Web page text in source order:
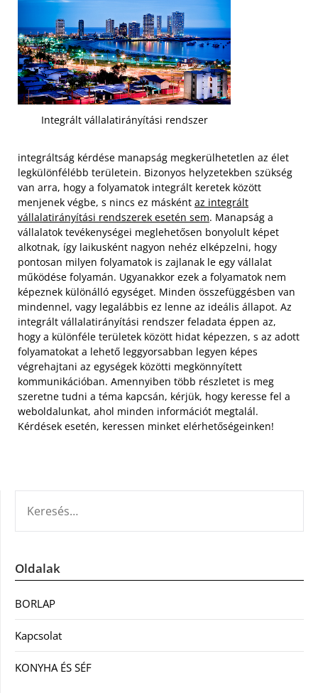
Integrált vállalatirányítási rendszer
integráltság kérdése manapság megkerülhetetlen az élet
legkülönfélébb területein. Bizonyos helyzetekben szükség
van arra, hogy a folyamatok integrált keretek között
menjenek végbe, s nincs ez másként az integrált
vállalatirányítási rendszerek esetén sem. Manapság a
vállalatok tevékenységei meglehetősen bonyolult képet
alkotnak, így laikusként nagyon nehéz elképzelni, hogy
pontosan milyen folyamatok is zajlanak le egy vállalat
működése folyamán. Ugyanakkor ezek a folyamatok nem
képeznek különálló egységet. Minden összefüggésben van
mindennel, vagy legalábbis ez lenne az ideális állapot. Az
integrált vállalatirányítási rendszer feladata éppen az,
hogy a különféle területek között hidat képezzen, s az adott
folyamatokat a lehető leggyorsabban legyen képes
végrehajtani az egységek közötti megkönnyített
kommunikációban. Amennyiben több részletet is meg
szeretne tudni a téma kapcsán, kérjük, hogy keresse fel a
weboldalunkat, ahol minden információt megtalál.
Kérdések esetén, keressen minket elérhetőségeinken!
Oldalak
BORLAP
Kapcsolat
KONYHA ÉS SÉF